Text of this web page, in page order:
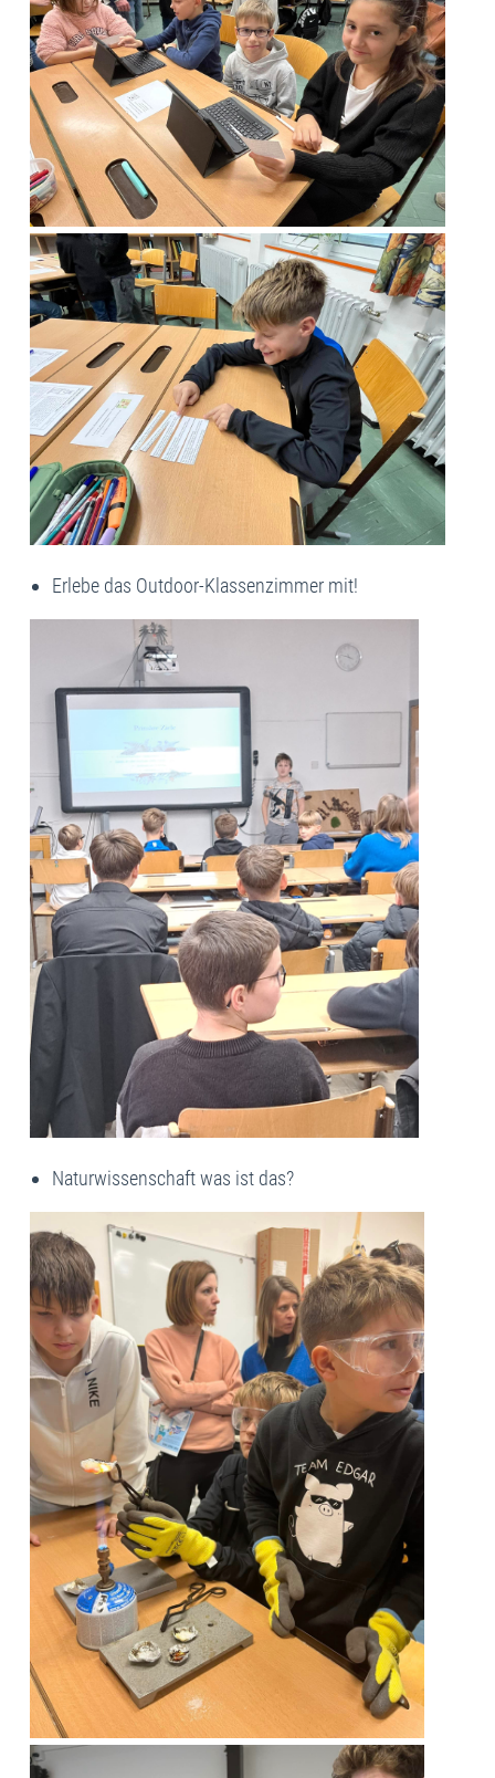
Erlebe das Outdoor-Klassenzimmer mit!
Naturwissenschaft was ist das?